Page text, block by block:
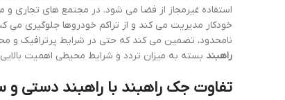
استفاده غیرمجاز از فضا می شود. در مجتمع های تجاری و
خودکار مدیریت می کند و از تراکم خودروها جلوگیری
نامحدود، تضمین می کند که حتی در شرایط پرترافیک و
راهبند بسته به میزان تردد و شرایط محیطی اهمیت بالایی
تفاوت جک راهبند با راهبند دستی و